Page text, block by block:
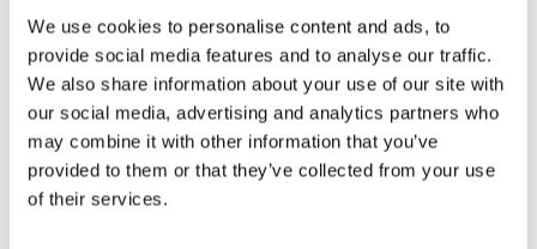
We use cookies to personalise content and ads, to
provide social media features and to analyse our traffic.
We also share information about your use of our site with
our social media, advertising and analytics partners who
may combine it with other information that you’ve
provided to them or that they’ve collected from your use
of their services.
routine wordt, geen magie, gebeurt er iets belangrijks: vertrouwen
wordt makkelijker te creëren en moeilijker te verliezen. En in een
digitale wereld is vertrouwen vaak gelijk aan zakelijk vermogen.
Referenties
Europese Unie. (2022). Richtlijn (EU) 2022/2555 (NIS2).
Publicatieblad van de Europese Unie, L 333.